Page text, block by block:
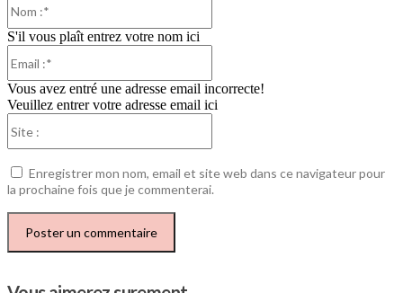
S'il vous plaît entrez votre nom ici
Vous avez entré une adresse email incorrecte!
Veuillez entrer votre adresse email ici
Enregistrer mon nom, email et site web dans ce navigateur pour
la prochaine fois que je commenterai.